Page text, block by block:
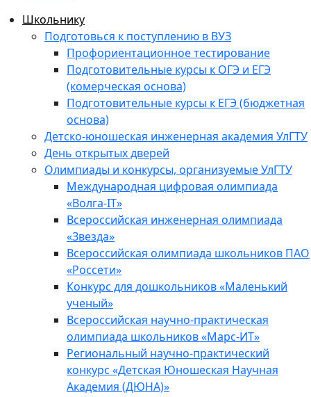
Школьнику
Подготовься к поступлению в ВУЗ
Профориентационное тестирование
Подготовительные курсы к ОГЭ и ЕГЭ
(комерческая основа)
Подготовительные курсы к ЕГЭ (бюджетная
основа)
Детско-юношеская инженерная академия УлГТУ
День открытых дверей
Олимпиады и конкурсы, организуемые УлГТУ
Международная цифровая олимпиада
«Волга-IT»
Всероссийская инженерная олимпиада
«Звезда»
Всероссийская олимпиада школьников ПАО
«Россети»
Конкурс для дошкольников «Маленький
ученый»
Всероссийская научно-практическая
олимпиада школьников «Марс-ИТ»
Региональный научно-практический
конкурс «Детская Юношеская Научная
Академия (ДЮНА)»